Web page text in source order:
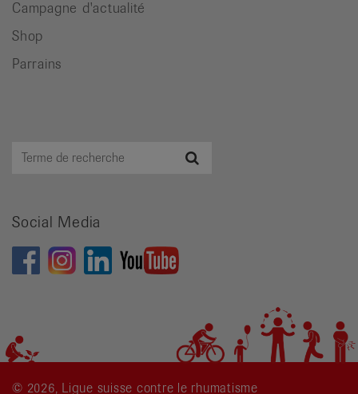
Campagne d'actualité
Shop
Parrains
Terme
Social Media
© 2026, Ligue suisse contre le rhumatisme